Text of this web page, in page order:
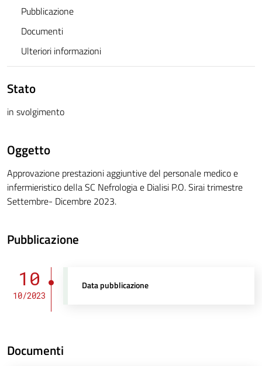
Pubblicazione
Documenti
Ulteriori informazioni
Stato
in svolgimento
Oggetto
Approvazione prestazioni aggiuntive del personale medico e
infermieristico della SC Nefrologia e Dialisi P.O. Sirai trimestre
Settembre- Dicembre 2023.
Pubblicazione
10
10/2023
Data pubblicazione
Documenti